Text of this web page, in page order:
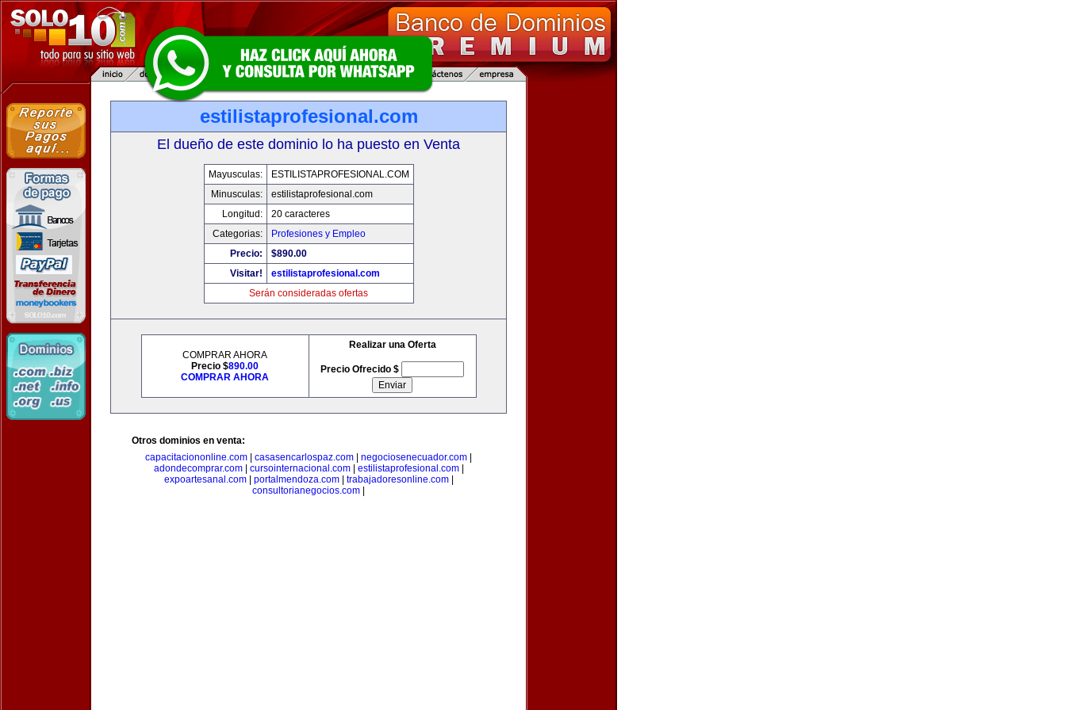
estilistaprofesional.com
El dueño de este dominio lo ha puesto en Venta
Mayusculas:
ESTILISTAPROFESIONAL.COM
Minusculas:
estilistaprofesional.com
Longitud:
20 caracteres
Categorias:
Profesiones y Empleo
Precio:
$890.00
Visitar!
estilistaprofesional.com
Serán consideradas ofertas
COMPRAR AHORA
Precio $890.00
COMPRAR AHORA
Realizar una Oferta
Precio Ofrecido $
Otros dominios en venta:
capacitaciononline.com
casasencarlospaz.com negociosenecuador.com
adondecomprar.com| cursointernacional.com| estilistaprofesional.com|
expoartesanal.com| portalmendoza.com| trabajadoresonline.com|
consultorianegocios.com